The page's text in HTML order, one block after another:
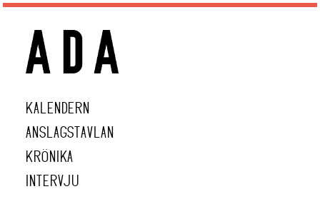
KALENDERN
ANSLAGSTAVLAN
KRÖNIKA
INTERVJU